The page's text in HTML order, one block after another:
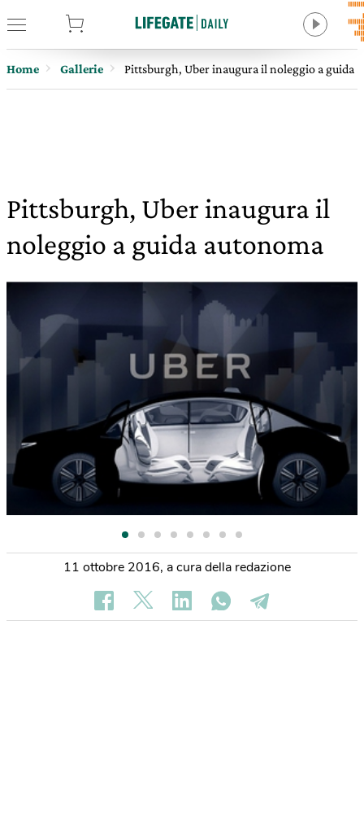
Home Gallerie Pittsburgh, Uber inaugura il noleggio a guida
Pittsburgh, Uber inaugura il
noleggio a guida autonoma
11 ottobre 2016, a cura della redazione